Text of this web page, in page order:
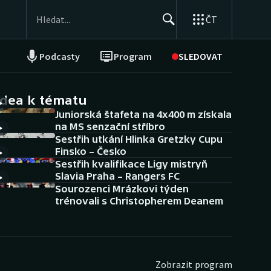
ČT
Podcasty Program SLEDOVAT
NEPŘEHLÉDNĚTE
Historické návraty
Aplikace ČT sport
AZ kvíz
k tématu
Juniorská štafeta na 4x400 m získala
na MS senzační stříbro
Sestřih utkání Hlinka Gretzky Cupu
Finsko – Česko
Sestřih kvalifikace Ligy mistryň
Slavia Praha – Rangers FC
Sourozenci Mrázkovi týden
trénovali s Christopherem Deanem
Zobrazit program